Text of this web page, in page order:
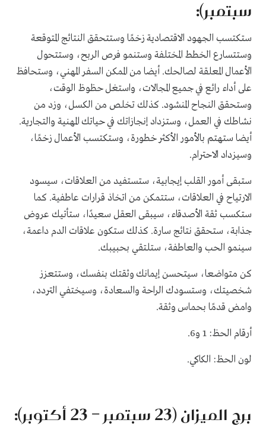
سبتمبر):
ستكتسب الجهود الاقتصادية زخمًا وستتحقق النتائج المتوقعة
وستتسارع الخطط المختلفة وستنمو فرص الربح، وستتحول
الأعمال المعلقة لصالحك. أيضا من الممكن السفر المهني، وستحافظ
على أداء رائع في جميع المجالات، واستغل حظوظ الوقت،
وستحقق النجاح المنشود. كذلك تخلص من الكسل، وزد من
نشاطك في العمل، وستزداد إنجازاتك في حياتك المهنية والتجارية.
أيضا ستهتم بالأمور الأكثر خطورة، وستكتسب الأعمال زخمًا،
وسيزداد الاحترام.
ستبقى أمور القلب إيجابية، ستستفيد من العلاقات، سيسود
الارتياح في العلاقات، ستتمكن من اتخاذ قرارات عاطفية. كما
ستكسب ثقة الأصدقاء، سيبقى العقل سعيدًا، ستأتيك عروض
جذابة، ستحقق نتائج سارة. كذلك ستكون علاقات الدم داعمة،
سينمو الحب والعاطفة، ستلتقي بحبيبك.
كن متواضعا، سيتحسن إيمانك وثقتك بنفسك، وستتعزز
شخصيتك، وستسودك الراحة والسعادة، وسيختفي التردد،
وامض قدمًا بحماس وثقة.
أرقام الحظ: 1 و6.
لون الحظ: الكاكي.
برج الميزان (23 سبتمبر – 23 أكتوبر):